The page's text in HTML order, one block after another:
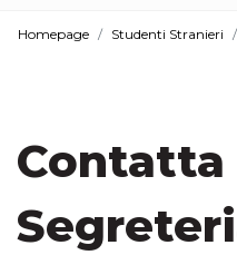
Homepage Studenti Stranieri
Contatta